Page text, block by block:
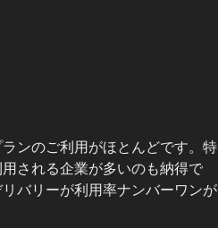
ンのご利用がほとんどです。特
される企業が多いのも納得で
バリーが利用率ナンバーワンが